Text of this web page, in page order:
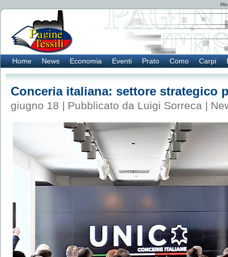
Home News Economia Eventi Prato Como Carpi
Conceria italiana: settore strategico
giugno 18 | Pubblicato da Luigi Sorreca |